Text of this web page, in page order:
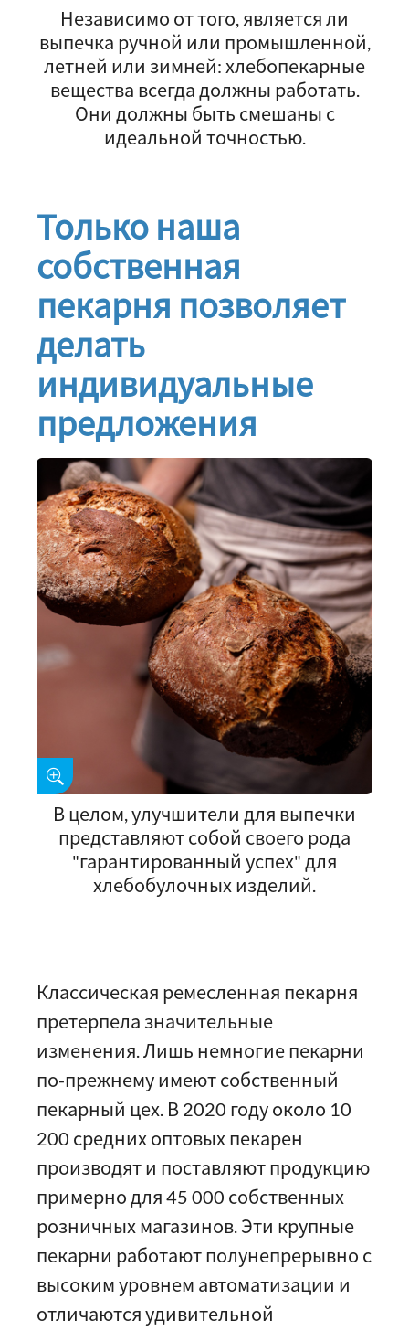
Независимо от того, является ли
выпечка ручной или промышленной,
летней или зимней: хлебопекарные
вещества всегда должны работать.
Они должны быть смешаны с
идеальной точностью.
Только наша
собственная
пекарня позволяет
делать
индивидуальные
предложения
В целом, улучшители для выпечки
представляют собой своего рода
"гарантированный успех" для
хлебобулочных изделий.
Классическая ремесленная пекарня
претерпела значительные
изменения. Лишь немногие пекарни
по-прежнему имеют собственный
пекарный цех. В 2020 году около 10
200 средних оптовых пекарен
производят и поставляют продукцию
примерно для 45 000 собственных
розничных магазинов. Эти крупные
пекарни работают полунепрерывно с
высоким уровнем автоматизации и
отличаются удивительной